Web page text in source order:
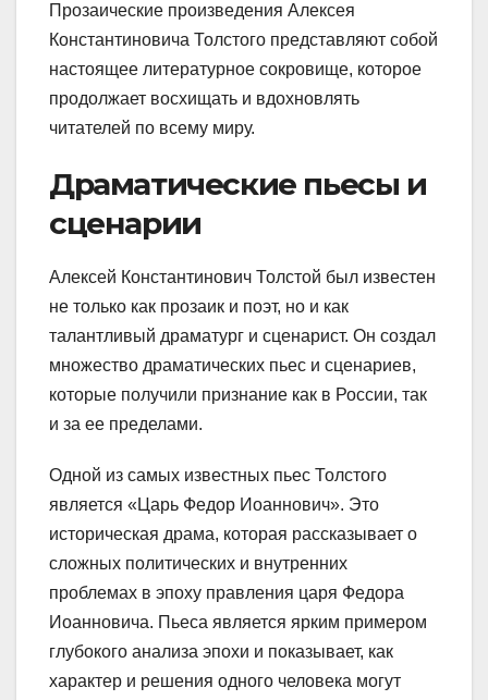
Прозаические произведения Алексея
Константиновича Толстого представляют собой
настоящее литературное сокровище, которое
продолжает восхищать и вдохновлять
читателей по всему миру.
Драматические пьесы и
сценарии
Алексей Константинович Толстой был известен
не только как прозаик и поэт, но и как
талантливый драматург и сценарист. Он создал
множество драматических пьес и сценариев,
которые получили признание как в России, так
и за ее пределами.
Одной из самых известных пьес Толстого
является «Царь Федор Иоаннович». Это
историческая драма, которая рассказывает о
сложных политических и внутренних
проблемах в эпоху правления царя Федора
Иоанновича. Пьеса является ярким примером
глубокого анализа эпохи и показывает, как
характер и решения одного человека могут